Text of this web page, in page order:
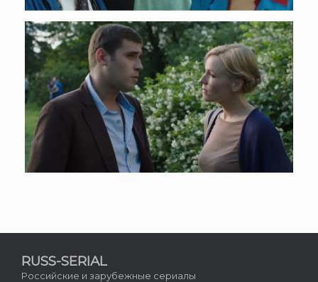
RUSS-SERIAL
Российские и зарубежные сериалы